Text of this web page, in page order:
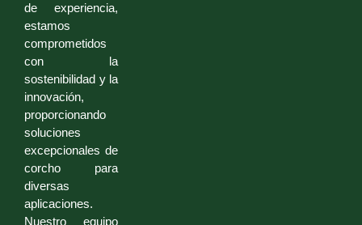
de experiencia,
estamos
comprometidos
con la
sostenibilidad y la
innovación,
proporcionando
soluciones
excepcionales de
corcho para
diversas
aplicaciones.
Nuestro equipo